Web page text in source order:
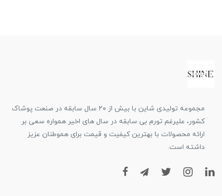
مجموعه تولیدی شاین با بیش از ۲۰ سال سابقه در صنعت پوشاک
کشور، علیرغم تورم بی سابقه در سال های اخیر همواره سعی بر
ارائه محصولات با بهترین کیفیت و قیمت برای هموطنان عزیز
داشته است.